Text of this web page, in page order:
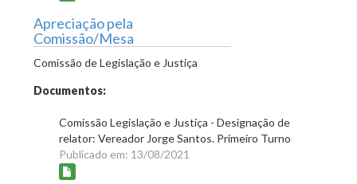
Apreciação pela
Comissão/Mesa
Comissão de Legislação e Justiça
Documentos:
Comissão Legislação e Justiça - Designação de
relator: Vereador Jorge Santos. Primeiro Turno
Publicado em: 13/08/2021